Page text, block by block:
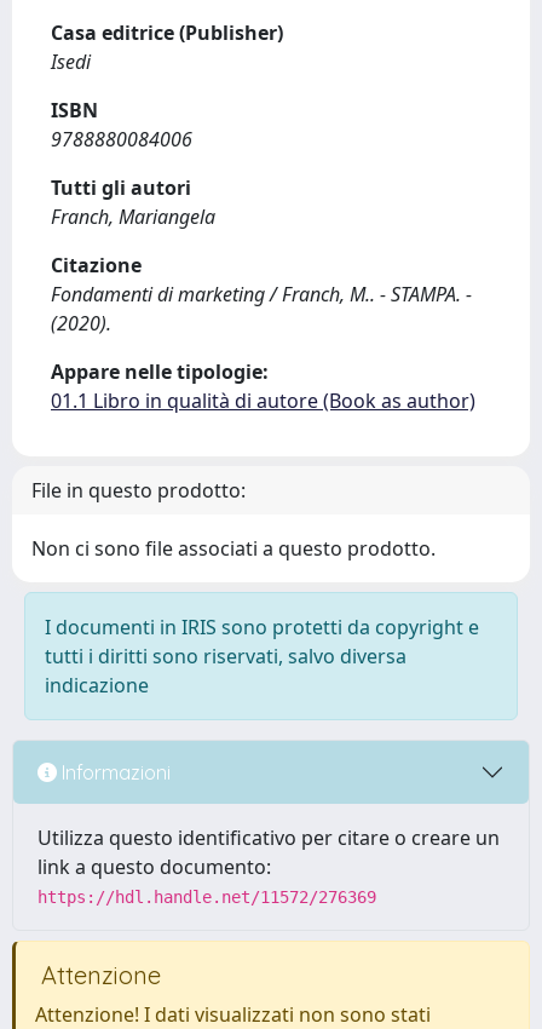
Casa editrice (Publisher)
Isedi
ISBN
9788880084006
Tutti gli autori
Franch, Mariangela
Citazione
Fondamenti di marketing / Franch, M.. - STAMPA. -
(2020).
Appare nelle tipologie:
01.1 Libro in qualità di autore (Book as author)
File in questo prodotto:
Non ci sono file associati a questo prodotto.
I documenti in IRIS sono protetti da copyright e
tutti i diritti sono riservati, salvo diversa
indicazione
Informazioni
Utilizza questo identificativo per citare o creare un
link a questo documento:
https://hdl.handle.net/11572/276369
Attenzione
Attenzione! I dati visualizzati non sono stati